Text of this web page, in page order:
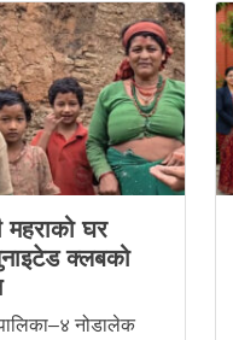
महराको घर
क्लबको
नोडालेक